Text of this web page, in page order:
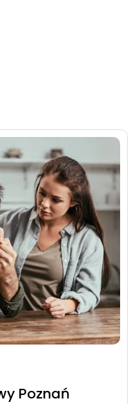
Poznań